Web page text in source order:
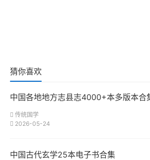
猜你喜欢
中国各地地方志县志4000+本多版本合
传统国学
2026-05-24
中国古代玄学25本电子书合集